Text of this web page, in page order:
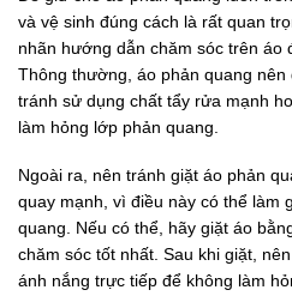
và vệ sinh đúng cách là rất quan
nhãn hướng dẫn chăm sóc trên áo
Thông thường, áo phản quang
tránh sử dụng chất tẩy rửa mạnh
làm hỏng lớp phản quang.
Ngoài ra, nên tránh giặt áo phản
quay mạnh, vì điều này có thể làm
quang. Nếu có thể, hãy giặt áo
chăm sóc tốt nhất. Sau khi giặt,
ánh nắng trực tiếp để không làm